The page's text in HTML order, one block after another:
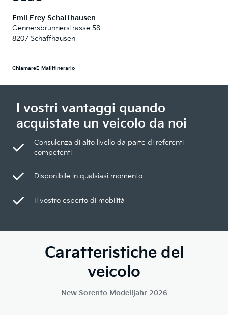
Emil Frey Schaffhausen
Gennersbrunnerstrasse 58
8207 Schaffhausen
ChiamareE-Mail Itinerario
I vostri vantaggi quando
acquistate un veicolo da noi
Consulenza di alto livello da parte di referenti
competenti
Disponibile in qualsiasi momento
Il vostro esperto di mobilità
Caratteristiche del
veicolo
New Sorento Modelljahr 2026